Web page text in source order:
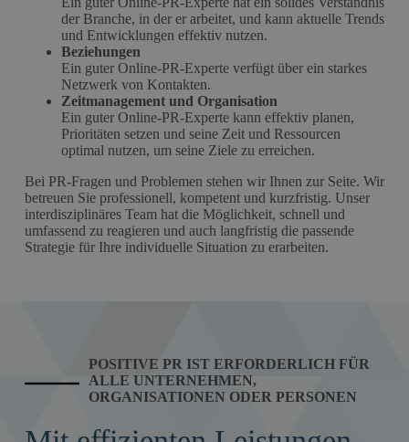
der Branche, in der er arbeitet, und kann aktuelle Trends
und Entwicklungen effektiv nutzen.
Beziehungen
Ein guter Online-PR-Experte verfügt über ein starkes
Netzwerk von Kontakten.
Zeitmanagement und Organisation
Ein guter Online-PR-Experte kann effektiv planen,
Prioritäten setzen und seine Zeit und Ressourcen
optimal nutzen, um seine Ziele zu erreichen.
Bei PR-Fragen und Problemen stehen wir Ihnen zur Seite. Wir
betreuen Sie professionell, kompetent und kurzfristig. Unser
interdisziplinäres Team hat die Möglichkeit, schnell und
umfassend zu reagieren und auch langfristig die passende
Strategie für Ihre individuelle Situation zu erarbeiten.
POSITIVE PR IST ERFORDERLICH FÜR
ALLE UNTERNEHMEN,
ORGANISATIONEN ODER PERSONEN